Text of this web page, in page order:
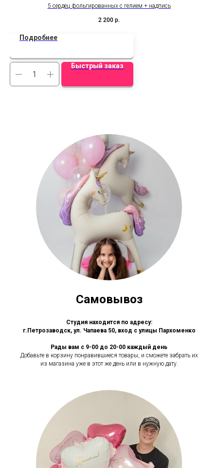
5 сердец фольгированных с гелием + надпись
2 200 р.
Подробнее
Быстрый заказ
Самовывоз
Студия находится по адресу:
г.Петрозаводск, ул. Чапаева 50, вход с улицы Пархоменко
Рады вам с 9-00 до 20-00 каждый день
Добавьте в корзину понравившиеся товары, и сможете забрать их
из магазина уже в этот же день или в нужную дату.